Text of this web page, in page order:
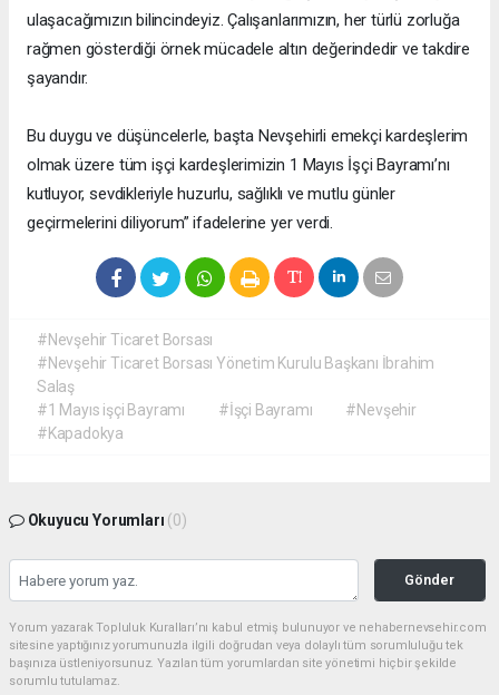
ulaşacağımızın bilincindeyiz. Çalışanlarımızın, her türlü zorluğa
rağmen gösterdiği örnek mücadele altın değerindedir ve takdire
şayandır.
Bu duygu ve düşüncelerle, başta Nevşehirli emekçi kardeşlerim
olmak üzere tüm işçi kardeşlerimizin 1 Mayıs İşçi Bayramı’nı
kutluyor, sevdikleriyle huzurlu, sağlıklı ve mutlu günler
geçirmelerini diliyorum” ifadelerine yer verdi.
#Nevşehir Ticaret Borsası
#Nevşehir Ticaret Borsası Yönetim Kurulu Başkanı İbrahim
Salaş
#1 Mayıs işçi Bayramı
#İşçi Bayramı
#Nevşehir
#Kapadokya
Okuyucu Yorumları (0)
Gönder
Yorum yazarak Topluluk Kuralları’nı kabul etmiş bulunuyor ve nehabernevsehir.com
sitesine yaptığınız yorumunuzla ilgili doğrudan veya dolaylı tüm sorumluluğu tek
başınıza üstleniyorsunuz. Yazılan tüm yorumlardan site yönetimi hiçbir şekilde
sorumlu tutulamaz.